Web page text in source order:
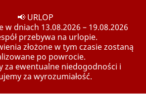
📢 URLOP
dniach 13.08.2026 – 19.08.2026
przebywa na urlopie.
złożone w tym czasie zostaną
po powrocie.
za ewentualne niedogodności i
za wyrozumiałość.